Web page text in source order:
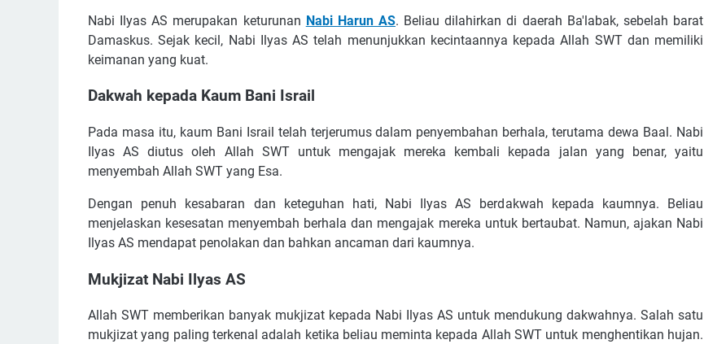
Nabi Ilyas AS merupakan keturunan Nabi Harun AS. Beliau dilahirkan di daerah Ba'labak, sebelah barat
Damaskus. Sejak kecil, Nabi Ilyas AS telah menunjukkan kecintaannya kepada Allah SWT dan memiliki
keimanan yang kuat.
Dakwah kepada Kaum Bani Israil
Pada masa itu, kaum Bani Israil telah terjerumus dalam penyembahan berhala, terutama dewa Baal. Nabi
Ilyas AS diutus oleh Allah SWT untuk mengajak mereka kembali kepada jalan yang benar, yaitu
menyembah Allah SWT yang Esa.
Dengan penuh kesabaran dan keteguhan hati, Nabi Ilyas AS berdakwah kepada kaumnya. Beliau
menjelaskan kesesatan menyembah berhala dan mengajak mereka untuk bertaubat. Namun, ajakan Nabi
Ilyas AS mendapat penolakan dan bahkan ancaman dari kaumnya.
Mukjizat Nabi Ilyas AS
Allah SWT memberikan banyak mukjizat kepada Nabi Ilyas AS untuk mendukung dakwahnya. Salah satu
mukjizat yang paling terkenal adalah ketika beliau meminta kepada Allah SWT untuk menghentikan hujan.